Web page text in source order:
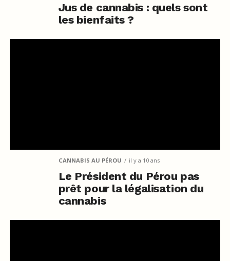
Jus de cannabis : quels sont
les bienfaits ?
CANNABIS AU PÉROU il y a 10 ans
Le Président du Pérou pas
prêt pour la légalisation du
cannabis